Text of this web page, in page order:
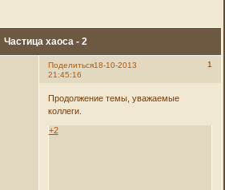
Частица хаоса - 2
Поделиться 1
18-10-2013
21:45:16
Продолжение темы, уважаемые
коллеги.
+2